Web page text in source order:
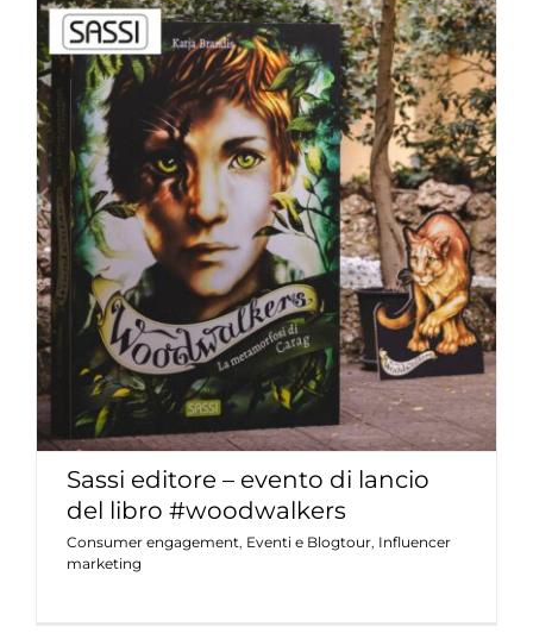
Sassi editore – evento di lancio del
libro #woodwalkers
Consumer engagement Eventi e Blogtour Influencer
marketing
Sassi editore – evento di lancio
del libro #woodwalkers
Consumer engagement, Eventi e Blogtour, Influencer
marketing